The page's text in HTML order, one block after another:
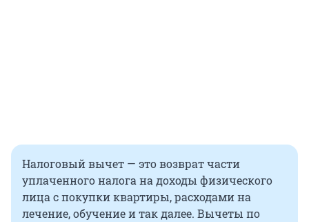
Налоговый вычет — это возврат части
уплаченного налога на доходы физического
лица с покупки квартиры, расходами на
лечение, обучение и так далее. Вычеты по